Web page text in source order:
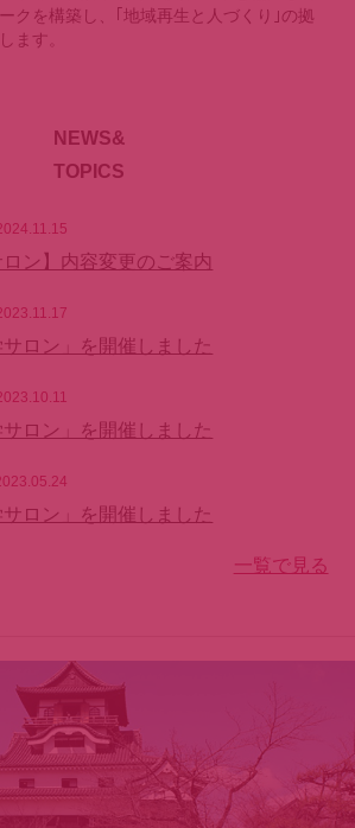
クを構築し、｢地域再生と人づくり｣の拠
ます。
NEWS&
TOPICS
ロン】内容変更のご案内
ロン」を開催しました
ロン」を開催しました
ロン」を開催しました
一覧で見る